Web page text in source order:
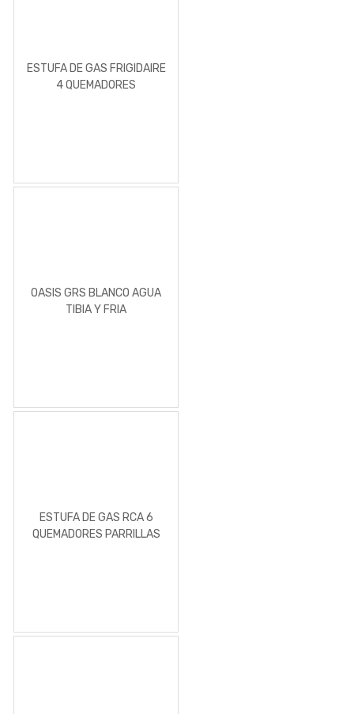
ESTUFA DE GAS FRIGIDAIRE
4 QUEMADORES
OASIS GRS BLANCO AGUA
TIBIA Y FRIA
ESTUFA DE GAS RCA 6
QUEMADORES PARRILLAS